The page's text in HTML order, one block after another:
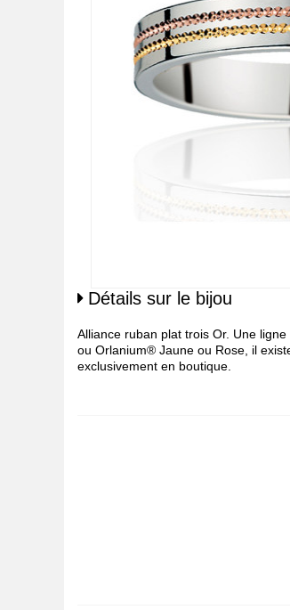
Détails sur le bijou
Alliance ruban plat trois Or. Une
ou Orlanium® Jaune ou Rose, il
exclusivement en boutique.